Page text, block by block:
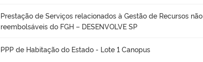
Prestação de Serviços relacionados à Gestão de Recursos não
reembolsáveis do FGH – DESENVOLVE SP
PPP de Habitação do Estado - Lote 1 Canopus